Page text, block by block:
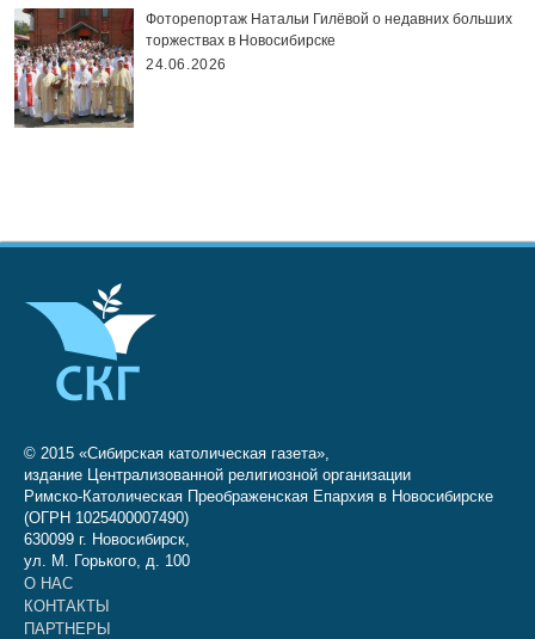
Фоторепортаж Натальи Гилёвой о недавних больших
торжествах в Новосибирске
24.06.2026
© 2015 «Сибирская католическая газета»,
издание Централизованной религиозной организации
Римско-Католическая Преображенская Епархия в Новосибирске
(ОГРН 1025400007490)
630099 г. Новосибирск,
ул. М. Горького, д. 100
О НАС
КОНТАКТЫ
ПАРТНЕРЫ